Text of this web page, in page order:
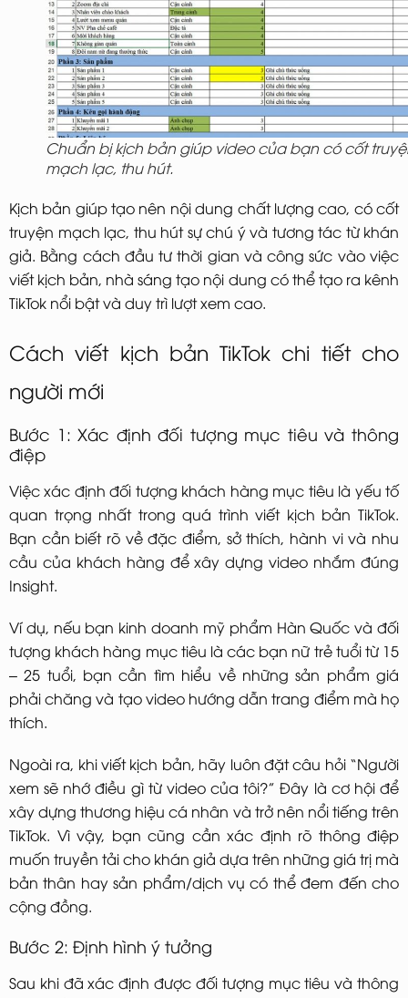
Chuẩn bị kịch bản giúp video của bạn có cốt
mạch lạc, thu hút.
Kịch bản giúp tạo nên nội dung chất lượng cao, có cốt
truyện mạch lạc, thu hút sự chú ý và tương tác từ khán
giả. Bằng cách đầu tư thời gian và công sức vào việc
viết kịch bản, nhà sáng tạo nội dung có thể tạo ra kênh
TikTok nổi bật và duy trì lượt xem cao.
Cách viết kịch bản TikTok chi tiết cho
người mới
Bước 1: Xác định đối tượng mục tiêu và thông
điệp
Việc xác định đối tượng khách hàng mục tiêu là yếu tố
quan trọng nhất trong quá trình viết kịch bản TikTok.
Bạn cần biết rõ về đặc điểm, sở thích, hành vi và nhu
cầu của khách hàng để xây dựng video nhắm đúng
Insight.
Ví dụ, nếu bạn kinh doanh mỹ phẩm Hàn Quốc và đối
tượng khách hàng mục tiêu là các bạn nữ trẻ tuổi từ 15
– 25 tuổi, bạn cần tìm hiểu về những sản phẩm giá
phải chăng và tạo video hướng dẫn trang điểm mà họ
thích.
Ngoài ra, khi viết kịch bản, hãy luôn đặt câu hỏi “Người
xem sẽ nhớ điều gì từ video của tôi?” Đây là cơ hội để
xây dựng thương hiệu cá nhân và trở nên nổi tiếng trên
TikTok. Vì vậy, bạn cũng cần xác định rõ thông điệp
muốn truyền tải cho khán giả dựa trên những giá trị mà
bản thân hay sản phẩm/dịch vụ có thể đem đến cho
cộng đồng.
Bước 2: Định hình ý tưởng
Sau khi đã xác định được đối tượng mục tiêu và thông